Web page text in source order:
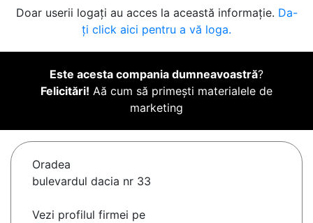
Doar userii logați au acces la această informație. Da-
ți click aici pentru a vă loga.
Este acesta compania dumneavoastră?
Felicitări! Aă cum să primești materialele de
marketing
Oradea
bulevardul dacia nr 33
Vezi profilul firmei pe